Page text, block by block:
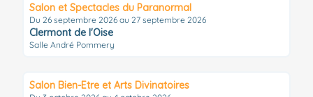
Salon et Spectacles du Paranormal
Du 26 septembre 2026 au 27 septembre 2026
Clermont de l'Oise
Salle André Pommery
Salon Bien-Etre et Arts Divinatoires